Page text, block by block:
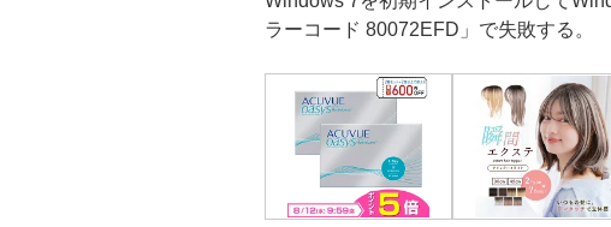
ラーコード 80072EFD」で失敗する。